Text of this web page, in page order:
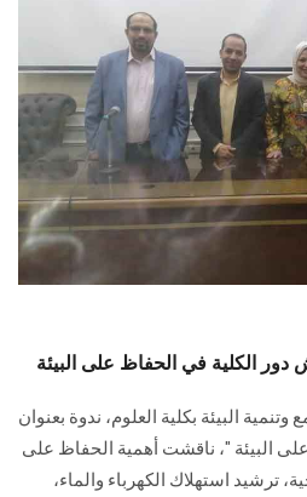
الكلية في الحفاظ على البيئة
البيئة بكلية العلوم، ندوة بعنوان
البيئة "، ناقشت أهمية الحفاظ على
ترشيد استهلاك الكهرباء والماء،